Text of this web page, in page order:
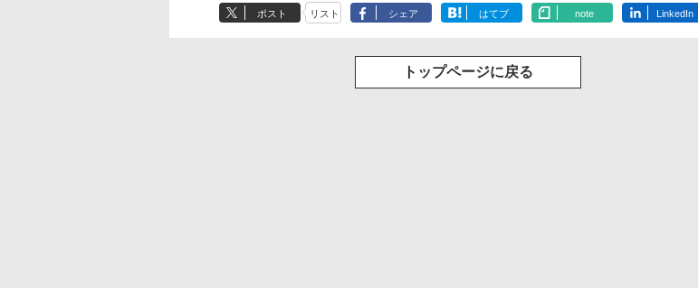
ポスト リスト シェア はてブ note LinkedIn
トップページに戻る